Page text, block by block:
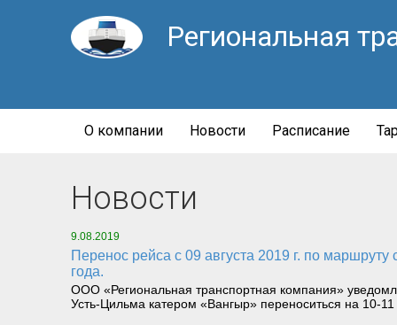
Региональная
О компании Новости Расписание
Новости
9.08.2019
Перенос рейса с 09 августа 2019 г. по маршруту с. Усть-Цильма-с. Ермица-с. Усть-Цильма катером «Вангыр» переноситься на 10-11 августа 2019
года.
ООО «Региональная транспортная компания»
Усть-Цильма катером «Вангыр» переноситься на 10-11